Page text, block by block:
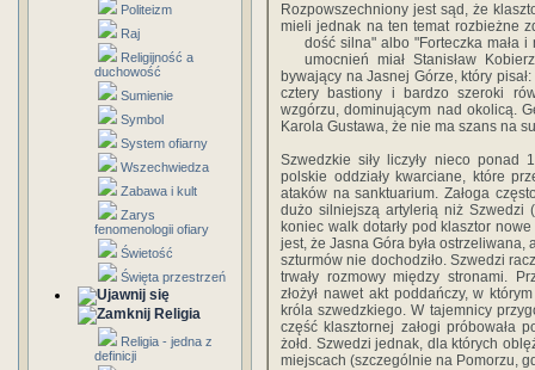
Politeizm
Raj
Religijność a
duchowość
Sumienie
Symbol
System ofiarny
Wszechwiedza
Zabawa i kult
Zarys
fenomenologii ofiary
Świetość
Święta przestrzeń
Religia
Religia - jedna z
definicji
Rozpowszechniony jest sąd, że
mieli jednak na ten temat rozbieżne
dość silna" albo "Forteczka mała
umocnień miał Stanisław
bywający na Jasnej Górze, który
cztery bastiony i bardzo szeroki
wzgórzu, dominującym nad okolicą.
Karola Gustawa, że nie ma szans na
Szwedzkie siły liczyły nieco ponad
polskie oddziały kwarciane, które
ataków na sanktuarium. Załoga
dużo silniejszą artylerią niż Szwedzi
koniec walk dotarły pod klasztor
jest, że Jasna Góra była ostrzeliwana,
szturmów nie dochodziło. Szwedzi
trwały rozmowy między stronami.
złożył nawet akt poddańczy, w
króla szwedzkiego. W tajemnicy
część klasztornej załogi próbowała
żołd. Szwedzi jednak, dla których
miejscach (szczególnie na Pomorzu,